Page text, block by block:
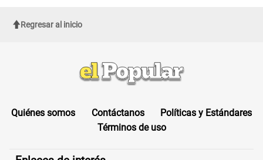
Regresar al inicio
Quiénes somos Contáctanos
Políticas y Estándares
Términos de uso